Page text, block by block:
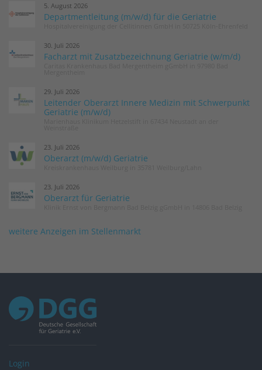
5. August 2026
Departmentleitung (m/w/d) für die Geriatrie
30. Juli 2026
Facharzt mit Zusatzbezeichnung Geriatrie (w/m/d)
29. Juli 2026
Leitender Oberarzt Innere Medizin mit Schwerpunkt
Geriatrie (m/w/d)
23. Juli 2026
Oberarzt (m/w/d) Geriatrie
23. Juli 2026
Oberarzt für Geriatrie
weitere Anzeigen im Stellenmarkt
Login